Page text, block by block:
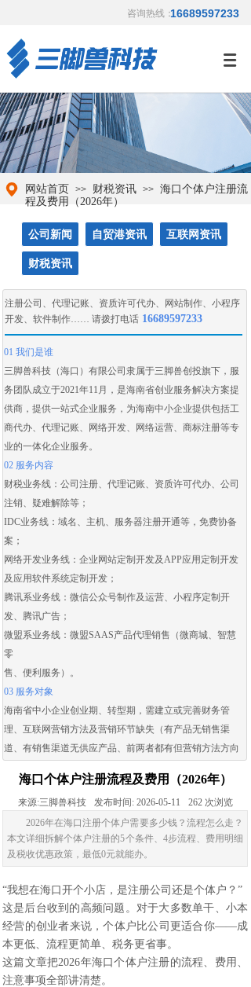
咨询热线：16689597233
网站首页 >> 财税资讯 >> 海口个体户注册流
程及费用（2026年）
公司新闻 自贸港资讯 互联网资讯
财税资讯
01 我们是谁
三脚兽科技（海口）有限公司隶属于三脚兽创投旗下，服
务团队成立于2021年11月，是海南省创业服务解决方案提
供商，提供一站式企业服务，为海南中小企业提供包括工
商代办、 代理记账、 网络开发、 网络运营、 商标注册等专
业的一体化企业服务。
02 服务内容
财税业务线： 公司注册、 代理记账、 资质许可代办、 公司
注销、 疑难解除等；
IDC业务线：域名、主机、服务器注册开通等，免费协备
案；
网络开发业务线： 企业网站定制开发及APP应用定制开发
及应用软件系统定制开发 ；
腾讯系业务线：微信公众号制作及运营、 小程序定制开
发、腾讯广告；
微盟系业务线： 微盟SAAS产品代理销售（微商城、智慧
零
售、便利服务）。
03 服务对象
海南省中小企业创业期、转型期，需建立或完善财务管
理、互联网营销方法及营销环节缺失（有产品无销售渠
道、有销售渠道无供应产品、前两者都有但营销方法方向
注册公司 、 代理记账、 资质许可代办、 网站制作、 小程序
开发、 软件制作…… 请拨打电话 16689597233
海口个体户注册流程及费用（2026年）
来源:三脚兽科技 发布时间: 2026-05-11 262 次浏览
2026年在海口注册个体户需要多少钱？流程怎么走？
本文详细拆解个体户注册的5个条件、4步流程、费用明细
及税收优惠政策，最低0元就能办。
“我想在海口开个小店，是注册公司 还是个体户？”
这是后台收到的高频问题。对于大多数单干、小本
经营的创业者来说，个体户比公司更适合你——成
本更低、流程更简单、税务更省事。
这篇文章把2026年海口个体户注册的流程、费用、
注意事项全部讲清楚。